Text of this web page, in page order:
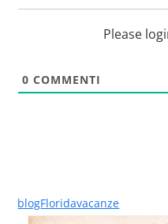
Please
0 COMMENTI
blogFloridavacanze